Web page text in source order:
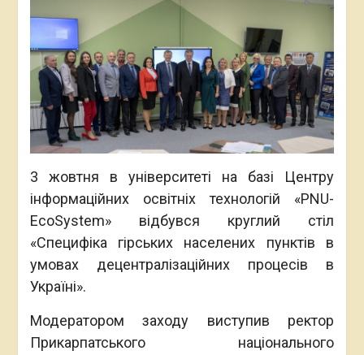
3 жовтня в університеті на базі Центру
інформаційних освітніх технологій «PNU-
EcoSystem» відбувся круглий стіл
«Специфіка гірських населених пунктів в
умовах децентралізаційних процесів в
Україні».
Модератором заходу виступив ректор
Прикарпатського національного